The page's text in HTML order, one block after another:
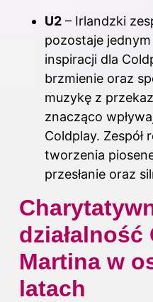
U2 – Irlandzki
pozostaje jednym
inspiracji dla
brzmienie oraz
muzykę z
znacząco
Coldplay. Zespół
tworzenia
przesłanie oraz
działalność
Martina w
latach